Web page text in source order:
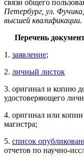
связи общего
Петербург, ул.
высшей квалификации.
Перечень
1. заявление;
2. личный листок
3. оригинал и копию
удостоверяющего
4. оригинал или
магистра;
5. список
отчетов по научно-